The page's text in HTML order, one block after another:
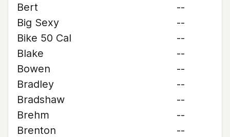
Bert
--
Big Sexy
--
Bike 50 Cal
--
Blake
--
Bowen
--
Bradley
--
Bradshaw
--
Brehm
--
Brenton
--